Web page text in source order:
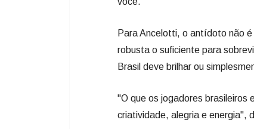
Para Ancelotti, o antídoto não
robusta o suficiente para
Brasil deve brilhar ou
"O que os jogadores brasileiros
criatividade, alegria e energia",